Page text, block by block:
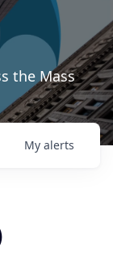
the Mass
My alerts